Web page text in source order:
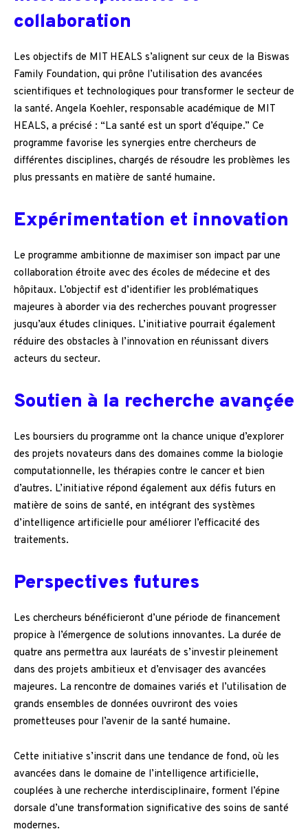
collaboration
Les objectifs de MIT HEALS s’alignent sur ceux de la Biswas
Family Foundation, qui prône l’utilisation des avancées
scientifiques et technologiques pour transformer le secteur de
la santé. Angela Koehler, responsable académique de MIT
HEALS, a précisé : “La santé est un sport d’équipe.” Ce
programme favorise les synergies entre chercheurs de
différentes disciplines, chargés de résoudre les problèmes les
plus pressants en matière de santé humaine.
Expérimentation et innovation
Le programme ambitionne de maximiser son impact par une
collaboration étroite avec des écoles de médecine et des
hôpitaux. L’objectif est d’identifier les problématiques
majeures à aborder via des recherches pouvant progresser
jusqu’aux études cliniques. L’initiative pourrait également
réduire des obstacles à l’innovation en réunissant divers
acteurs du secteur.
Soutien à la recherche avançée
Les boursiers du programme ont la chance unique d’explorer
des projets novateurs dans des domaines comme la biologie
computationnelle, les thérapies contre le cancer et bien
d’autres. L’initiative répond également aux défis futurs en
matière de soins de santé, en intégrant des systèmes
d’intelligence artificielle pour améliorer l’efficacité des
traitements.
Perspectives futures
Les chercheurs bénéficieront d’une période de financement
propice à l’émergence de solutions innovantes. La durée de
quatre ans permettra aux lauréats de s’investir pleinement
dans des projets ambitieux et d’envisager des avancées
majeures. La rencontre de domaines variés et l’utilisation de
grands ensembles de données ouvriront des voies
prometteuses pour l’avenir de la santé humaine.
Cette initiative s’inscrit dans une tendance de fond, où les
avancées dans le domaine de l’intelligence artificielle,
couplées à une recherche interdisciplinaire, forment l’épine
dorsale d’une transformation significative des soins de santé
modernes.